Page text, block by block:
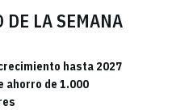
DE LA SEMANA
hasta 2027
ahorro de 1.000